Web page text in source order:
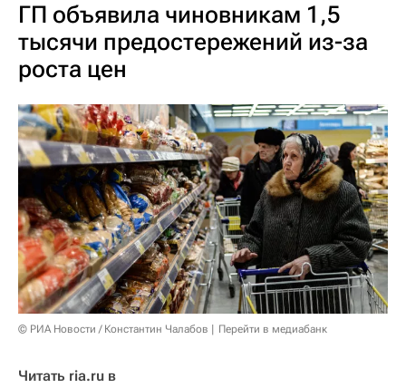
ГП объявила чиновникам 1,5
тысячи предостережений из-за
роста цен
© РИА Новости / Константин Чалабов Перейти в медиабанк
Читать ria.ru в